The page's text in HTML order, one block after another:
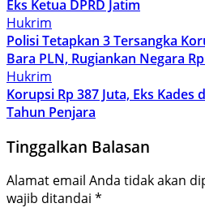
Eks Ketua DPRD Jatim
Hukrim
Polisi Tetapkan 3 Tersangka
Bara PLN, Rugiankan Negara
Hukrim
Korupsi Rp 387 Juta, Eks
Tahun Penjara
Tinggalkan Balasan
Alamat email Anda tidak akan
wajib ditandai *